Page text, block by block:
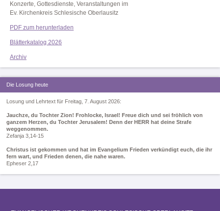
Konzerte, Gottesdienste, Veranstaltungen im
Ev. Kirchenkreis Schlesische Oberlausitz
PDF zum herunterladen
Blätterkatalog 2026
Archiv
Die Losung heute
Losung und Lehrtext für Freitag, 7. August 2026:
Jauchze, du Tochter Zion! Frohlocke, Israel! Freue dich und sei fröhlich von
ganzem Herzen, du Tochter Jerusalem! Denn der HERR hat deine Strafe
weggenommen.
Zefanja 3,14-15
Christus ist gekommen und hat im Evangelium Frieden verkündigt euch, die ihr
fern wart, und Frieden denen, die nahe waren.
Epheser 2,17